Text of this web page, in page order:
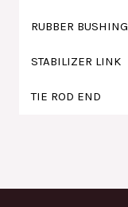
RUBBER BUSHING
STABILIZER LINK
TIE ROD END